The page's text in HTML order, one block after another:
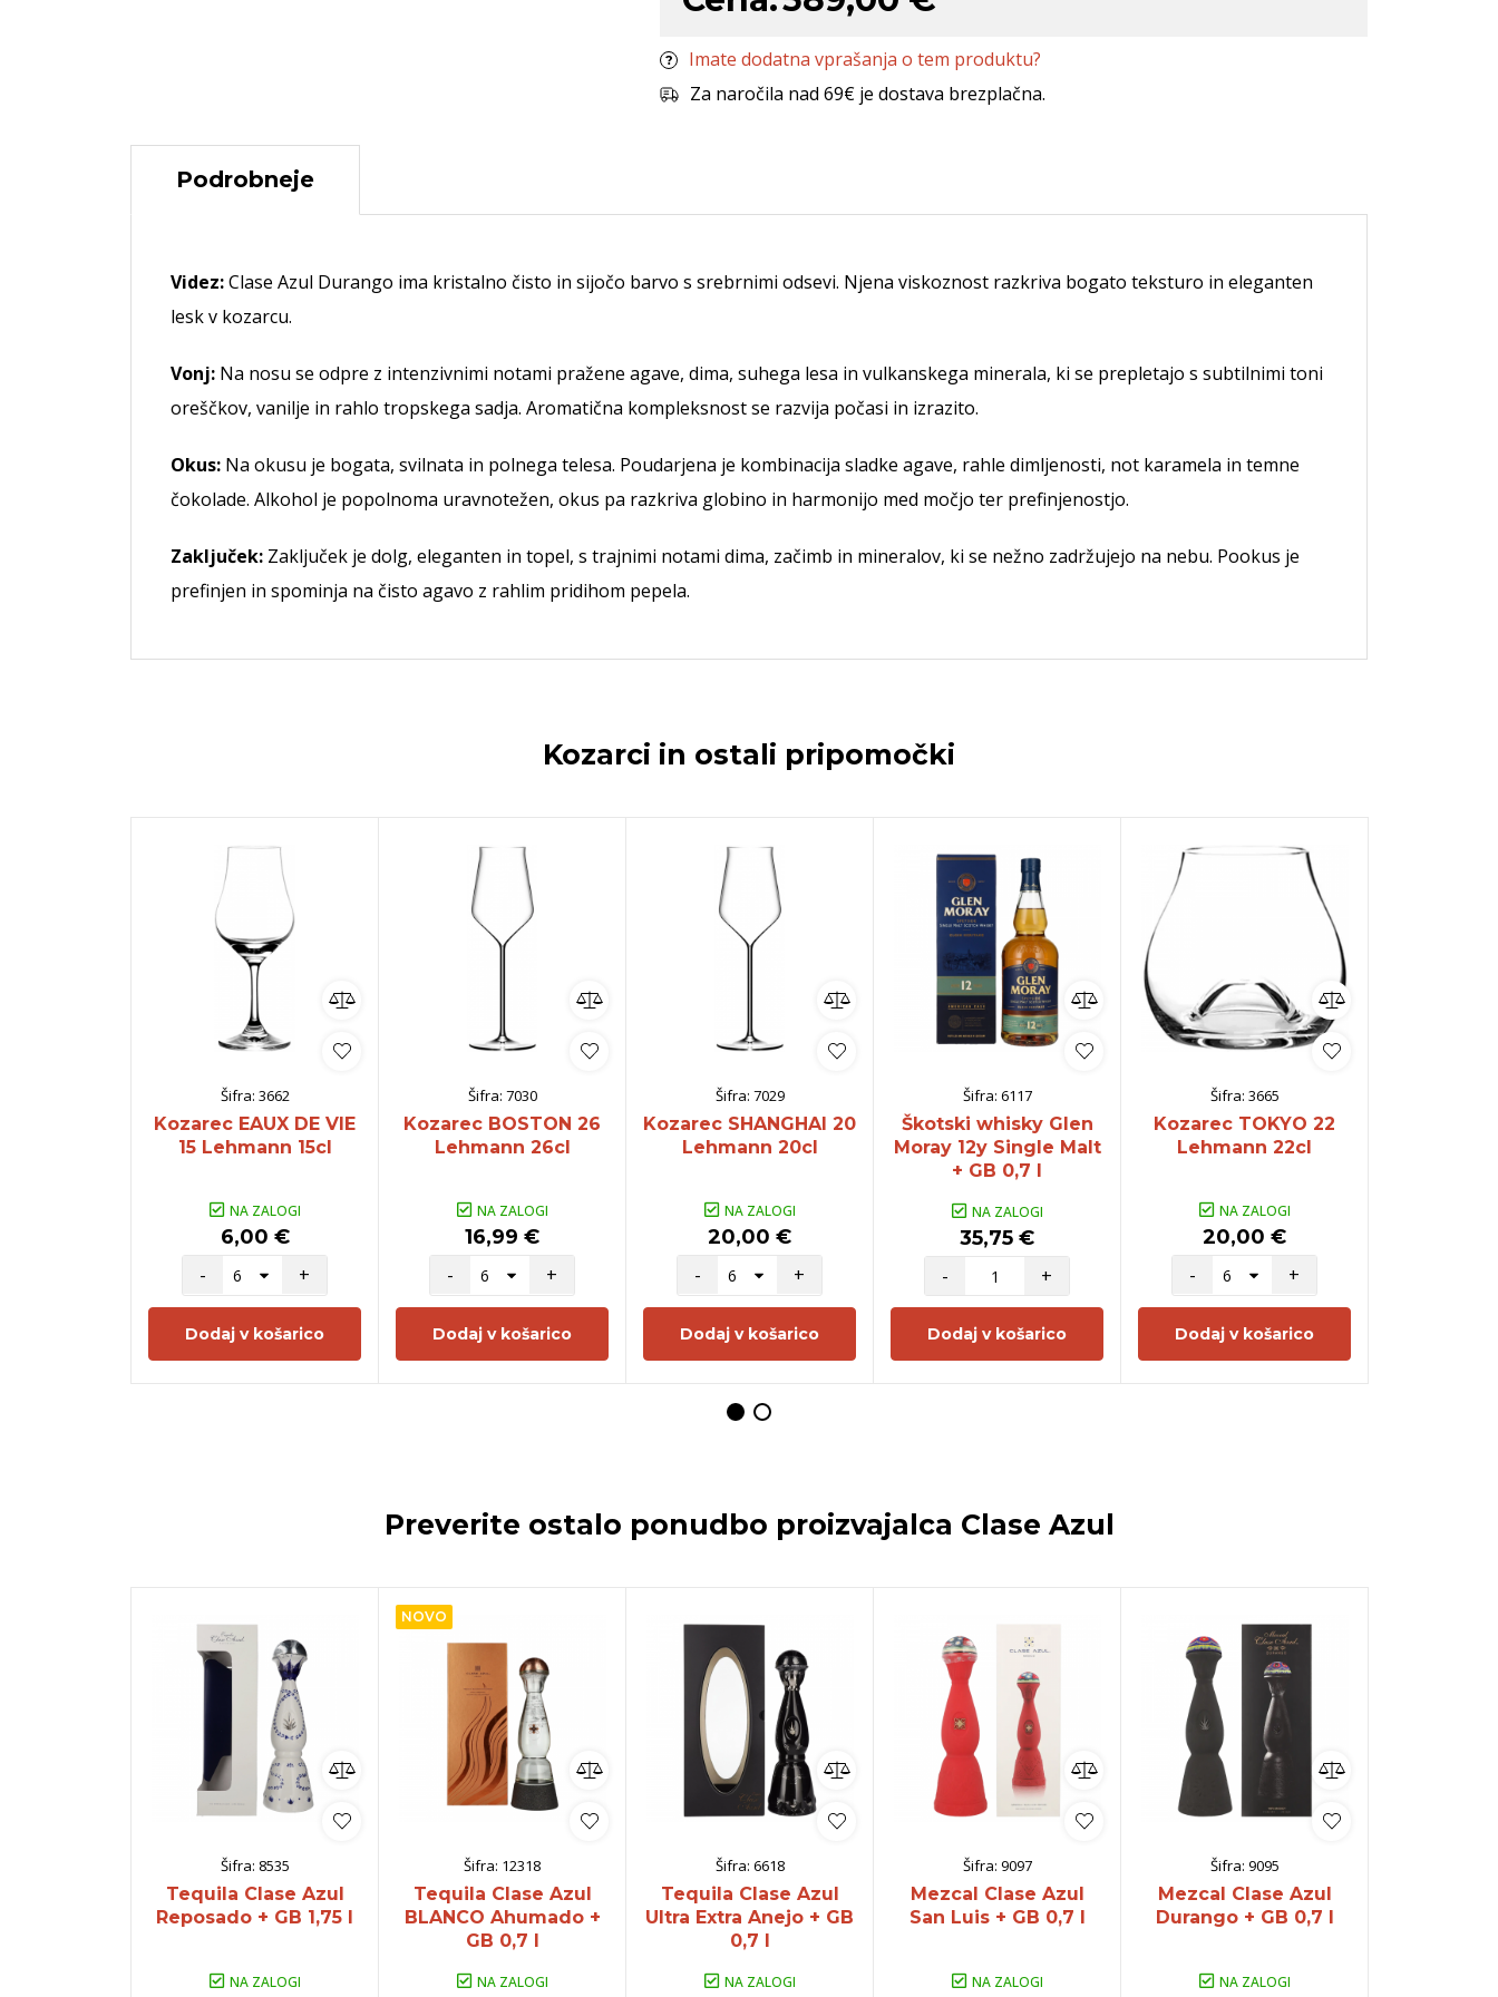
Imate dodatna vprašanja o tem produktu?
Za naročila nad 69€ je dostava brezplačna.
Podrobneje
Videz:Clase Azul Durango ima kristalno čisto in sijočo barvo s srebrnimi odsevi. Njena viskoznost razkriva bogato teksturo in eleganten
lesk v kozarcu.
Vonj: Na nosu se odpre z intenzivnimi notami pražene agave, dima, suhega lesa in vulkanskega minerala, ki se prepletajo s subtilnimi toni
oreščkov, vanilje in rahlo tropskega sadja. Aromatična kompleksnost se razvija počasi in izrazito.
Okus: Na okusu je bogata, svilnata in polnega telesa. Poudarjena je kombinacija sladke agave, rahle dimljenosti, not karamela in temne
čokolade. Alkohol je popolnoma uravnotežen, okus pa razkriva globino in harmonijo med močjo ter prefinjenostjo.
Zaključek: Zaključek je dolg, eleganten in topel, s trajnimi notami dima, začimb in mineralov, ki se nežno zadržujejo na nebu. Pookus je
prefinjen in spominja na čisto agavo z rahlim pridihom pepela.
Kozarci in ostali pripomočki
Šifra: 3662
Kozarec EAUX DE VIE
15 Lehmann 15cl
NA ZALOGI
6,00 €
-
+
Dodaj v košarico
Šifra: 7030
Kozarec BOSTON 26
Lehmann 26cl
NA ZALOGI
16,99 €
-
+
Dodaj v košarico
Šifra: 7029
Kozarec SHANGHAI 20
Lehmann 20cl
NA ZALOGI
20,00 €
-
+
Dodaj v košarico
Šifra: 6117
Škotski whisky Glen
Moray 12y Single Malt
+ GB 0,7 l
NA ZALOGI
35,75 €
-
+
Dodaj v košarico
Šifra: 3665
Kozarec TOKYO 22
Lehmann 22cl
NA ZALOGI
20,00 €
-
+
Dodaj v košarico
Preverite ostalo ponudbo proizvajalca Clase Azul
Šifra: 8535
Tequila Clase Azul
Reposado + GB 1,75 l
NA ZALOGI
NOVO
Šifra: 12318
Tequila Clase Azul
BLANCO Ahumado +
GB 0,7 l
NA ZALOGI
Šifra: 6618
Tequila Clase Azul
Ultra Extra Anejo + GB
0,7 l
NA ZALOGI
Šifra: 9097
Mezcal Clase Azul
San Luis + GB 0,7 l
NA ZALOGI
Šifra: 9095
Mezcal Clase Azul
Durango + GB 0,7 l
NA ZALOGI